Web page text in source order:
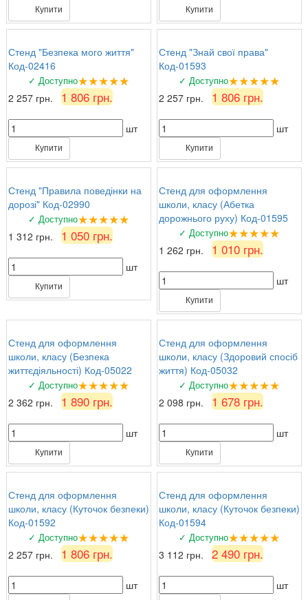
Купити Купити
Стенд "Безпека мого життя"
Код-02416
✓ Доступно★★★★★
2 257 грн. 1 806 грн.
шт
Купити
Стенд "Знай свої права"
Код-01593
✓ Доступно★★★★★
2 257 грн. 1 806 грн.
шт
Купити
Стенд "Правила поведінки на
дорозі" Код-02990
✓ Доступно★★★★★
1 312 грн. 1 050 грн.
шт
Купити
Стенд для оформлення
школи, класу (Абетка
дорожнього руху) Код-01595
✓ Доступно★★★★★
1 262 грн. 1 010 грн.
шт
Купити
Стенд для оформлення
школи, класу (Безпека
життєдіяльності) Код-05022
✓ Доступно★★★★★
2 362 грн. 1 890 грн.
шт
Купити
Стенд для оформлення
школи, класу (Здоровий спосіб
життя) Код-05032
✓ Доступно★★★★★
2 098 грн. 1 678 грн.
шт
Купити
Стенд для оформлення
школи, класу (Куточок безпеки)
Код-01592
✓ Доступно★★★★★
2 257 грн. 1 806 грн.
шт
Стенд для оформлення
школи, класу (Куточок безпеки)
Код-01594
✓ Доступно★★★★★
3 112 грн. 2 490 грн.
шт